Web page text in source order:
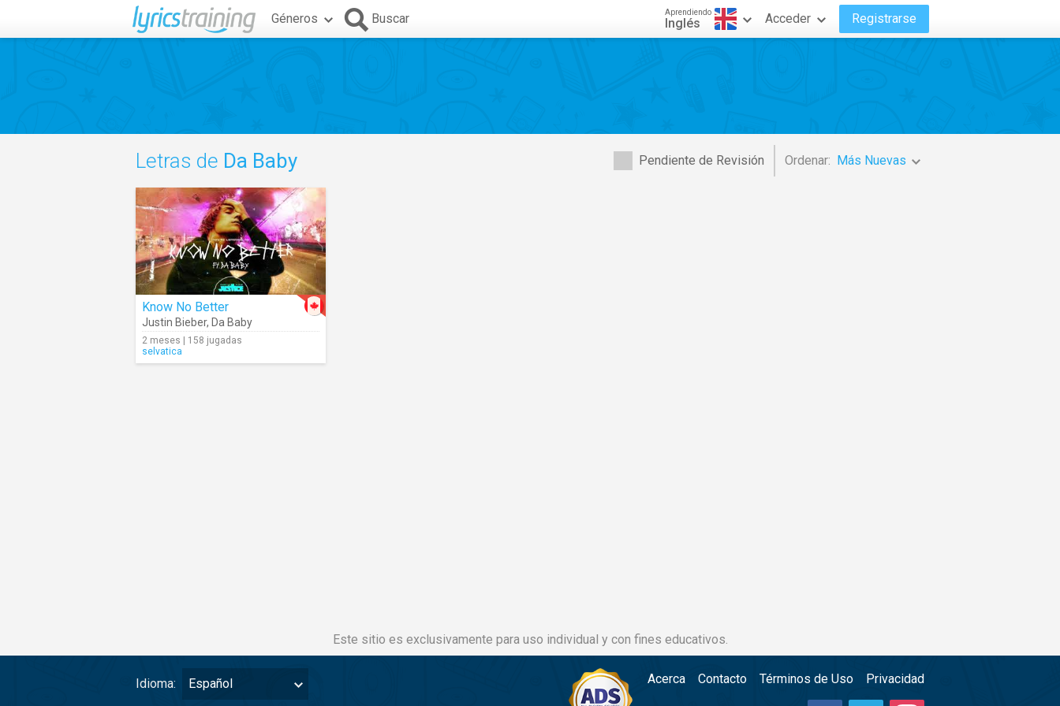
Géneros Buscar Aprendiendo
Inglés Acceder Registrarse
Pendiente de Revisión Ordenar: Más Nuevas
Letras de Da Baby
Know No Better
Justin Bieber, Da Baby
2 meses | 158 jugadas
selvatica
Este sitio es exclusivamente para uso individual y con fines educativos.
Idioma: Español Acerca Contacto Términos de Uso Privacidad